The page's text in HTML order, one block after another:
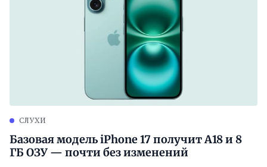
СЛУХИ
Базовая модель iPhone 17 получит A18 и 8
ГБ ОЗУ — почти без изменений